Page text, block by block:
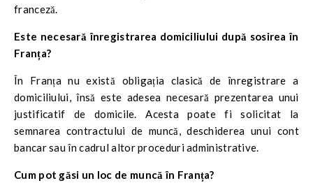
franceză.
Este necesară înregistrarea domiciliului după sosirea în
Franța?
În Franța nu există obligația clasică de înregistrare a
domiciliului, însă este adesea necesară prezentarea unui
justificatif de domicile. Acesta poate fi solicitat la
semnarea contractului de muncă, deschiderea unui cont
bancar sau în cadrul altor proceduri administrative.
Cum pot găsi un loc de muncă în Franța?